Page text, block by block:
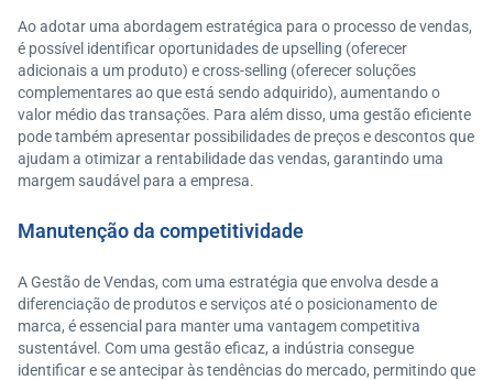
Ao adotar uma abordagem estratégica para o processo de vendas,
é possível identificar oportunidades de upselling (oferecer
adicionais a um produto) e cross-selling (oferecer soluções
complementares ao que está sendo adquirido), aumentando o
valor médio das transações. Para além disso, uma gestão eficiente
pode também apresentar possibilidades de preços e descontos que
ajudam a otimizar a rentabilidade das vendas, garantindo uma
margem saudável para a empresa.
Manutenção da competitividade
A Gestão de Vendas, com uma estratégia que envolva desde a
diferenciação de produtos e serviços até o posicionamento de
marca, é essencial para manter uma vantagem competitiva
sustentável. Com uma gestão eficaz, a indústria consegue
identificar e se antecipar às tendências do mercado, permitindo que